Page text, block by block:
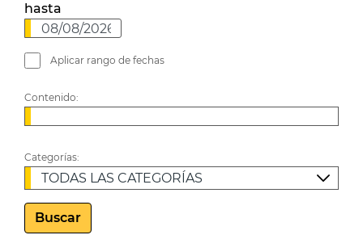
hasta
Aplicar rango de fechas
Contenido:
Categorías:
Buscar